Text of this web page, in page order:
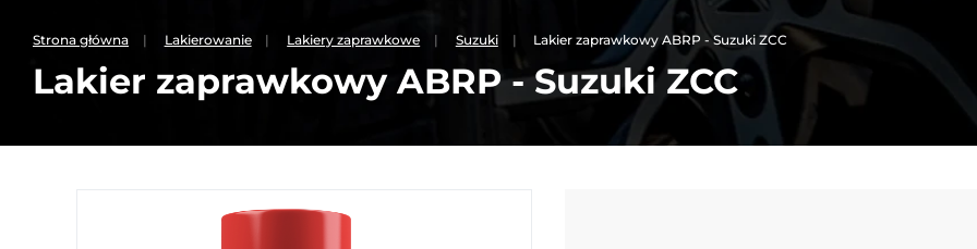
Strona główna Lakierowanie Lakiery zaprawkowe Suzuki Lakier zaprawkowy ABRP - Suzuki ZCC
Lakier zaprawkowy ABRP - Suzuki ZCC